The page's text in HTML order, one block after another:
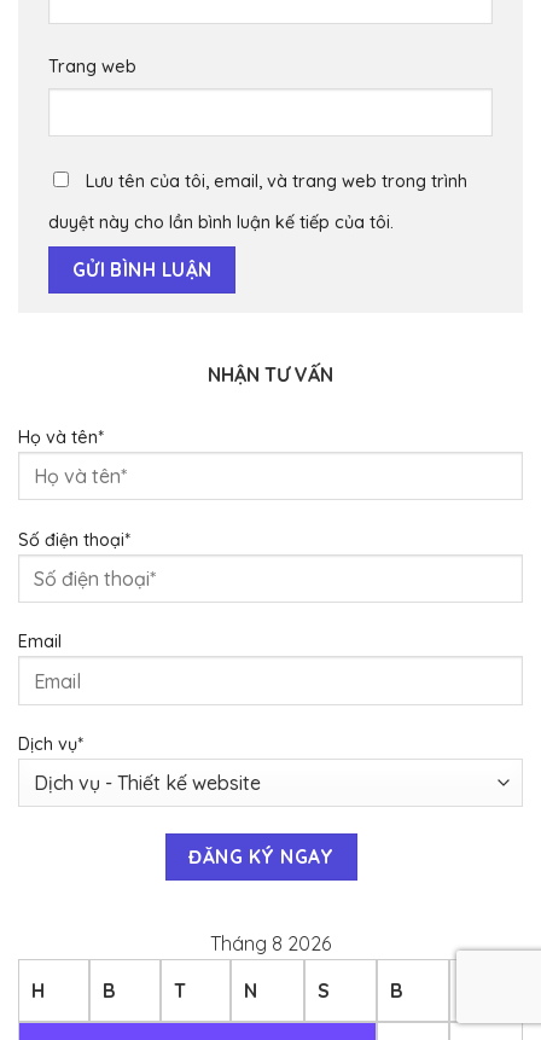
Trang web
Lưu tên của tôi, email, và trang web trong trình
duyệt này cho lần bình luận kế tiếp của tôi.
NHẬN TƯ VẤN
Họ và tên*
Số điện thoại*
Email
Dịch vụ*
Tháng 8 2026
H
B T N S B